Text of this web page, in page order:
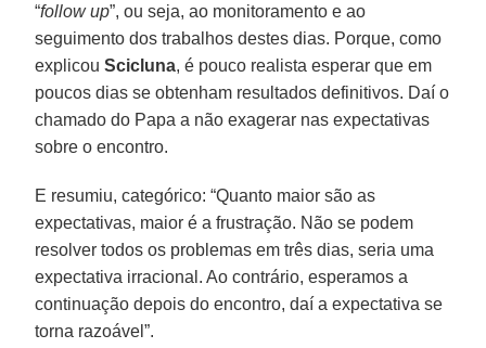
“follow up”, ou seja, ao monitoramento e ao
seguimento dos trabalhos destes dias. Porque, como
explicouScicluna, é pouco realista esperar que em
poucos dias se obtenham resultados definitivos. Daí o
chamado do Papa a não exagerar nas expectativas
sobre o encontro.
E resumiu, categórico: “Quanto maior são as
expectativas, maior é a frustração. Não se podem
resolver todos os problemas em três dias, seria uma
expectativa irracional. Ao contrário, esperamos a
continuação depois do encontro, daí a expectativa se
torna razoável”.